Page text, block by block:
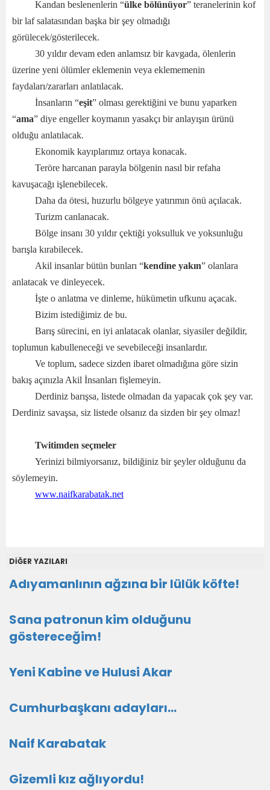
Kandan beslenenlerin “ülke bölünüyor” teranelerinin kof
bir laf salatasından başka bir şey olmadığı
görülecek/gösterilecek.
30 yıldır devam eden anlamsız bir kavgada, ölenlerin
üzerine yeni ölümler eklemenin veya eklememenin
faydaları/zararları anlatılacak.
İnsanların “eşit” olması gerektiğini ve bunu yaparken
“ama” diye engeller koymanın yasakçı bir anlayışın ürünü
olduğu anlatılacak.
Ekonomik kayıplarımız ortaya konacak.
Teröre harcanan parayla bölgenin nasıl bir refaha
kavuşacağı işlenebilecek.
Daha da ötesi, huzurlu bölgeye yatırımın önü açılacak.
Turizm canlanacak.
Bölge insanı 30 yıldır çektiği yoksulluk ve yoksunluğu
barışla kırabilecek.
Akil insanlar bütün bunları “kendine yakın” olanlara
anlatacak ve dinleyecek.
İşte o anlatma ve dinleme, hükümetin ufkunu açacak.
Bizim istediğimiz de bu.
Barış sürecini, en iyi anlatacak olanlar, siyasiler değildir,
toplumun kabulleneceği ve sevebileceği insanlardır.
Ve toplum, sadece sizden ibaret olmadığına göre sizin
bakış açınızla Akil İnsanları fişlemeyin.
Derdiniz barışsa, listede olmadan da yapacak çok şey var.
Derdiniz savaşsa, siz listede olsanız da sizden bir şey olmaz!
Twitimden seçmeler
Yerinizi bilmiyorsanız, bildiğiniz bir şeyler olduğunu da
söylemeyin.
www.naifkarabatak.net
DİĞER YAZILARI
Adıyamanlının ağzına bir lülük köfte!
Sana patronun kim olduğunu
göstereceğim!
Yeni Kabine ve Hulusi Akar
Cumhurbaşkanı adayları…
Naif Karabatak
Gizemli kız ağlıyordu!